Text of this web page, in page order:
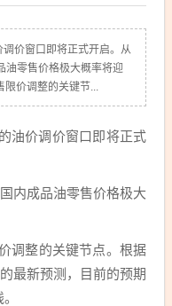
价窗口即将正式开启。从
油零售价格极大概率将迎
限价调整的关键节...
油价调价窗口即将正式
内成品油零售价格极大
调整的关键节点。根据
最新预测，目前的预期